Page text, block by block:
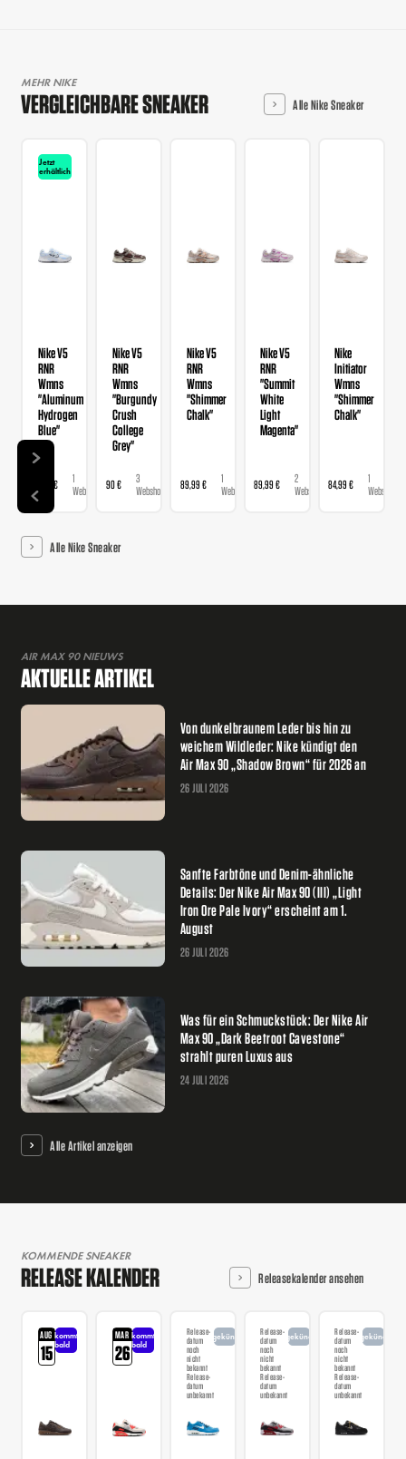
MEHR NIKE
VERGLEICHBARE SNEAKER Alle Nike Sneaker
Jetzt
erhältlich
Nike V5
RNR
Wmns
"Aluminum
Hydrogen
Blue"
89,99 €
1
Webshop
Nike V5
RNR
Wmns
"Burgundy
Crush
College
Grey"
90 €
3
Webshops
Nike V5
RNR
Wmns
"Shimmer
Chalk"
89,99 €
1
Webshop
Nike V5
RNR
"Summit
White
Light
Magenta"
89,99 €
2
Webshops
Nike
Initiator
Wmns
"Shimmer
Chalk"
84,99 €
1
Webshop
Alle Nike Sneaker
AIR MAX 90 NIEUWS
AKTUELLE ARTIKEL
Von dunkelbraunem Leder bis hin zu
weichem Wildleder: Nike kündigt den
Air Max 90 „Shadow Brown“ für 2026 an
26 JULI 2026
Sanfte Farbtöne und Denim-ähnliche
Details: Der Nike Air Max 90 (III) „Light
Iron Ore Pale Ivory“ erscheint am 1.
August
26 JULI 2026
Was für ein Schmuckstück: Der Nike Air
Max 90 „Dark Beetroot Cavestone“
strahlt puren Luxus aus
24 JULI 2026
Alle Artikel anzeigen
KOMMENDE SNEAKER
RELEASE KALENDER Releasekalender ansehen
AUG
15
kommt
bald
MAR
26
kommt
bald
Release-
datum
noch
nicht
bekannt
Release-
datum
unbekannt
angekündigt
Release-
datum
noch
nicht
bekannt
Release-
datum
unbekannt
angekündigt
Release-
datum
noch
nicht
bekannt
Release-
datum
unbekannt
angekündigt